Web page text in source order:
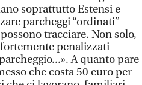
soprattutto Estensi e
parcheggi “ordinati”
tracciare. Non solo,
penalizzati
A quanto pare
che costa 50 euro per